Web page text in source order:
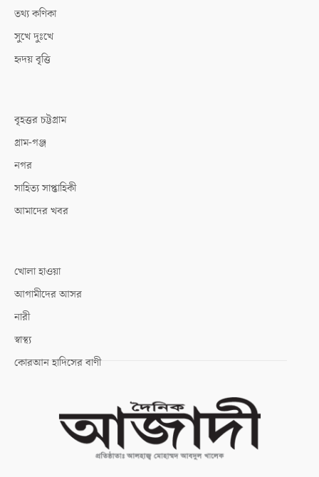
তথ্য কণিকা
সুখে দুঃখে
হৃদয় বৃত্তি
বৃহত্তর চট্টগ্রাম
গ্রাম-গঞ্জ
নগর
সাহিত্য সাপ্তাহিকী
আমাদের খবর
খোলা হাওয়া
আগামীদের আসর
নারী
স্বাস্থ্য
কোরআন হাদিসের বাণী